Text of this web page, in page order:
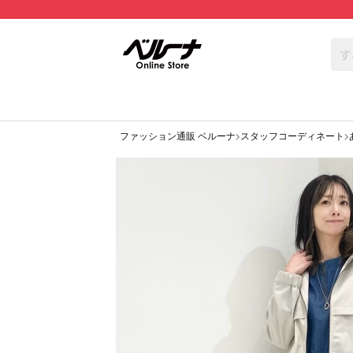
ファッション通販 ベルーナ スタッフコーディネート